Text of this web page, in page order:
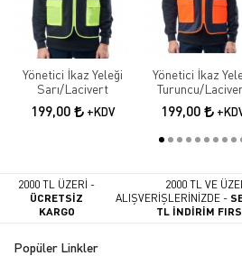
Yönetici İkaz Yeleği
Sarı/Lacivert
199,00 +KDV
Yönetici İkaz
Turuncu/
199,00
2000 TL ÜZERİ -
ÜCRETSİZ
KARGO
2000 TL VE
ALIŞVERİŞLERİNİZDE -
TL İNDİRİM
Popüler Linkler